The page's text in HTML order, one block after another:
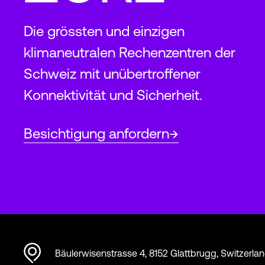
Die grössten und einzigen
klimaneutralen Rechenzentren der
Schweiz mit unübertroffener
Konnektivität und Sicherheit.
Besichtigung anfordern
Bäulerwisenstrasse 4, 8152 Glattbrugg,